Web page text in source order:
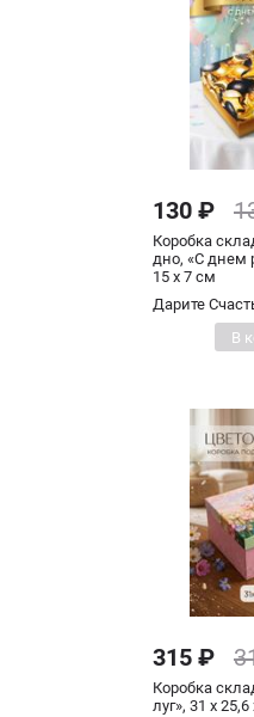
130 ₽
Коробка
дно, «С днем
15 х 7 см
Дарите
В
315 ₽
Коробка
луг», 31 х